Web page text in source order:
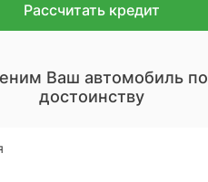
Рассчитать кредит
Ваш автомобиль по
достоинству